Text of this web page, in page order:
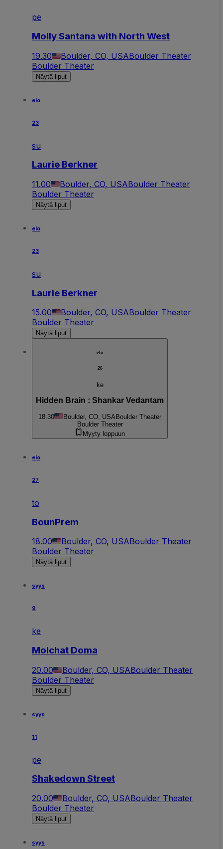
pe
Molly Santana with North West
19.30 Boulder, CO, USABoulder Theater
Boulder Theater
Näytä liput
elo
23
su
Laurie Berkner
11.00 Boulder, CO, USABoulder Theater
Boulder Theater
Näytä liput
elo
23
su
Laurie Berkner
15.00 Boulder, CO, USABoulder Theater
Boulder Theater
Näytä liput
elo
26
ke
Hidden Brain : Shankar Vedantam
18.30 Boulder, CO, USA Boulder Theater
Boulder Theater
Myyty loppuun
elo
27
to
BounPrem
18.00 Boulder, CO, USABoulder Theater
Boulder Theater
Näytä liput
syys
9
ke
Molchat Doma
20.00 Boulder, CO, USABoulder Theater
Boulder Theater
Näytä liput
syys
11
pe
Shakedown Street
20.00 Boulder, CO, USABoulder Theater
Boulder Theater
Näytä liput
syys